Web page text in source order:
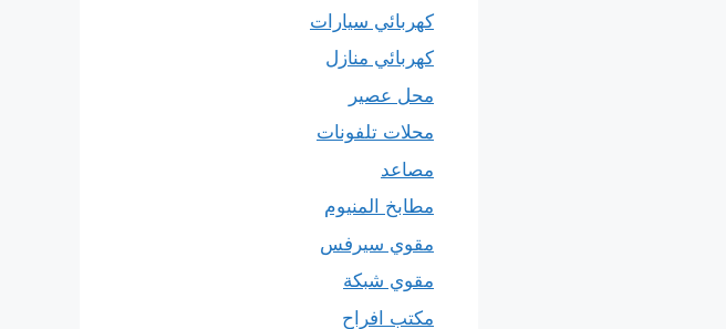
كهربائي سيارات
كهربائي منازل
محل عصير
محلات تلفونات
مصاعد
مطابخ المنيوم
مقوي سيرفس
مقوي شبكة
مكتب افراح